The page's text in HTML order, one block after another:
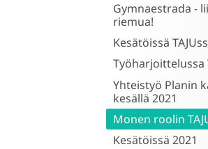
Gymnaestrada -
riemua!
Kesätöissä
Työharjoittelussa
Yhteistyö Planin
kesällä 2021
Monen roolin
Kesätöissä 2021